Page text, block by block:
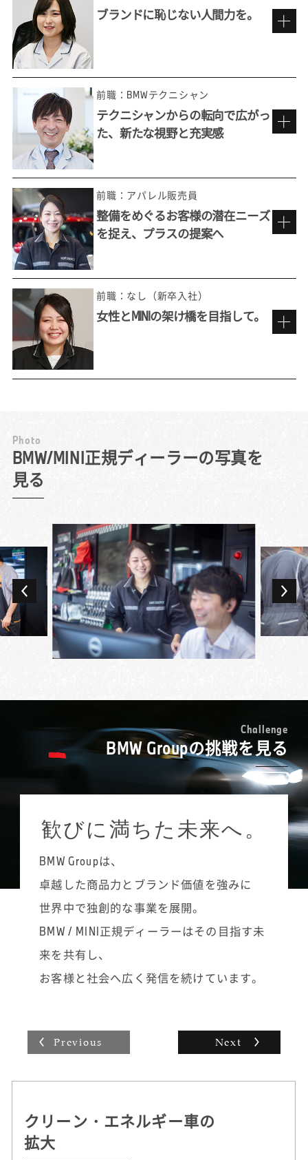
車が好き、人が好き。だから楽しめる仕事
昔から車好きで、特に欧州車ディーラーで働
きたくて選んだ仕事ですが、実は当初、一般
に「フロント」と呼ばれる業務がディーラー
にあることを知りませんでした。漠然と販売
職のイメージを持って応募したものの、面接
で詳しく話を聞いて、お客様の修理・点検の
依頼に対応し、テクニシャン（整備士）との
味が深まりましたね。
対応件数は日によってまちまちですが、週末
には10組近いお客様をご案内することも。点
様々な車種やバラエティに富んだお客様と
日々接することができるため、「車が好き
で、人が好き」という人には非常におもしろ
い環境だと思います。
ブランドに恥じない人間力を。
BMWを背負うブランド・アンバサダー
として。
居振る舞いをするように心掛けています。仕
事中はもちろん、たとえば仕事帰りにコンビ
ニに立ち寄ったときも、常にBMWのブラン
ド・イメージを崩さないよう意識しています
業務でもプレミアムなお客様にふさわしいサ
ービスが必要です。言葉遣いや立ち居振る舞
いでもお手本のようなお客様がたくさんいら
っしゃいますので、日々勉強させていただい
ています。ただし、誰にでも同じ対応が良い
とは限りません。ブランドといっても、人対
人のお仕事です。フランクな対応を好むお客
様には、節度は保ちつつ柔らかく接するな
ど、お客様に合わせた接遇を意識していま
れしいことも多々あります。
前職：BMWテクニシャン
テクニシャンからの転向で広がっ
た、新たな視野と充実感
充実した研修のもと、初めての接客へ
11年間、BMW Group正規ディーラーでテクニシ
ャンを務め、3年前に「お客様に直接関わる仕
ドバイザーに転向しました。整備士からの転
職者は多い職種ながら、当初はやはり感覚の
違いが大きかったですね。目の前にある車に
全力を注ぐテクニシャンとは異なり、サービ
ス・アドバイザーに必要なのは店舗全体の動
きを捉えていく目です。作業場の混み状況を
見ながら入庫スケジュールを組み立てたり、
同時進行している複数の案件を把握して、お
客様に連絡を取ったりといったことが欠かせ
えてくれました。お客様とのコミュニケーシ
ョンのとり方や電話対応の基本など、ロール
プレイングを中心にした実践的なプログラム
を受講することで、安心して新たなスタート
が切れたと思います。
前職：アパレル販売員
整備をめぐるお客様の潜在ニーズ
を捉え、プラスの提案へ
前職での販売員としての経験を活かして
大好きなMINIのディーラーで働きたい！と以
前から転職先を探していて、求人を見つけて
迷わず申し込んだのが現在の職場です。点
検・車検などの入庫受付や予約調整、サービ
ス部門での電話対応を担当しています。
点検や車検では基本的な項目は決まっている
めて対応させていただくお客様であっても、
整備履歴などをあらかじめ確認しておき、
「前に修理されたこの部分は、その後いかが
ですか？」など会話を広げていきます。1対1の
接客でどうアプローチし、お客様との距離を
点でもあります。タイヤ交換やボディコーテ
ィングなど、その時々の店舗での注力ポイン
トを意識しながら、販売促進につなげていき
ます。
前職：なし（新卒入社）
女性とMINIの架け橋を目指して。
MINIを求める女性客の頼れる存在に。
ランドです。クルマについては詳しくないと
いそうな男性のベテランスタッフよりも、私
のほうが気軽に相談できるとおっしゃる方も
たくさんいます。女性のお客様にご説明する
際には、女性でなければ気づかないこともあ
ると思うので、MINIのサービス・アドバイザ
じていますね。私自身、MINIのゴーカート・
フィーリングにはまっていて、MINIが大好き
なので、「どういう装備にしたらいい？」と
か、「何色がいいと思う？」といったご相談
には自分のクルマのように楽しくお話させて
いただいています。
事故や故障の際に「どうしたらいいかわから
り、ロード・サービスなどをすべて手配して
一番早く済む方法をご提案し、安心していた
がいを感じます。
Photo
BMW/MINI正規ディーラーの写真を
見る
Challenge
BMW Groupの挑戦を見る
歓びに満ちた未来へ。
BMW Groupは、
卓越した商品力とブランド価値を強みに
世界中で独創的な事業を展開。
BMW / MINI正規ディーラーはその目指す未
来を共有し、
お客様と社会へ広く発信を続けています。
クリーン・エネルギー車の
拡大
持続可能な
クルマづくりを追求
自動運転 /
デジタル・サービスの革新
ドライビング・プレジャー
へのこだわり
Previous Next